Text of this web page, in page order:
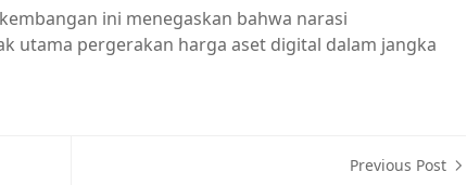
ini menegaskan bahwa narasi
utama pergerakan harga aset digital dalam jangka
Previous Post